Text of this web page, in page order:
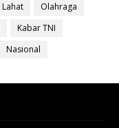
Lahat
Olahraga
Kabar TNI
Nasional